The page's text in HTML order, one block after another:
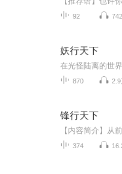
92
妖行天下
870 2.9
锋行天下
374